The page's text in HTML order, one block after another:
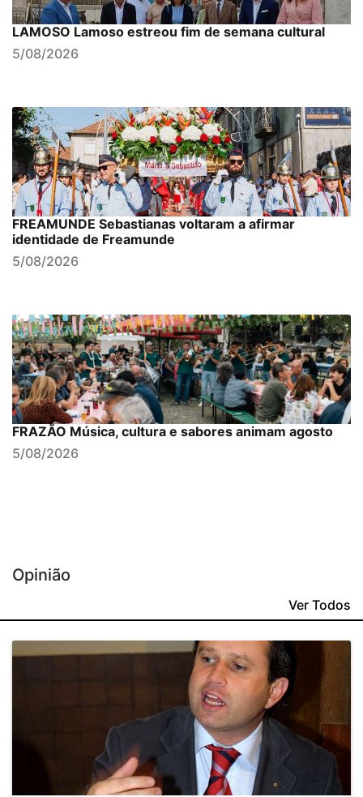
LAMOSO Lamoso estreou fim de semana cultural
5/08/2026
FREAMUNDE Sebastianas voltaram a afirmar
identidade de Freamunde
5/08/2026
FRAZÃO Música, cultura e sabores animam agosto
5/08/2026
Opinião
Ver Todos